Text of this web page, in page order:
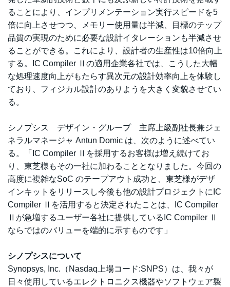
ることにより、インプリメンテーション実行スピードを5
倍に向上させつつ、メモリー使用量は半減、目標のチップ
品質の実現のために必要な設計イタレーションも半減させ
ることができる。これにより、設計者の生産性は10倍向上
する。IC Compiler Ⅱの適用企業各社では、こうした大幅
な処理速度向上がもたらす異次元の設計効率向上を体験し
ており、フィジカル設計のありようを大きく変貌させてい
る。
シノプシス デザイン・グループ 主席上級副社長兼ジェ
ネラルマネージャ Antun Domic は、次のように述べてい
る。「IC Compiler Ⅱを採用するお客様は増え続けてお
り、東芝様もその一社に加わることとなりました。今回の
高度に複雑なSoC のテープアウト成功と、東芝様がデザ
インキットをリリースし今後も他の設計プロジェクトにIC
Compiler Ⅱを活用すると決定されたことは、IC Compiler
Ⅱが急増するユーザー各社に提供しているIC Compiler Ⅱ
ならではのバリューを端的に示すものです」
シノプシスについて
Synopsys, Inc.（Nasdaq上場コード:SNPS）は、我々が
日々使用しているエレクトロニクス機器やソフトウェア製